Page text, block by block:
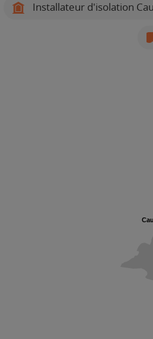
Installateur d'isolation